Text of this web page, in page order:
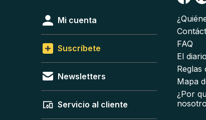
Mi cuenta
Suscríbete
Newsletters
Servicio al cliente
FAQ
El
Reglas
Mapa
¿Por